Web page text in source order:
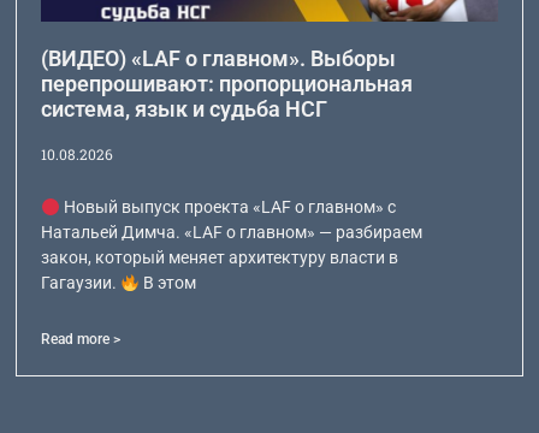
(ВИДЕО) «LAF о главном». Выборы
перепрошивают: пропорциональная
система, язык и судьба НСГ
10.08.2026
Новый выпуск проекта «LAF о главном» с
Натальей Димча. «LAF о главном» — разбираем
закон, который меняет архитектуру власти в
Гагаузии.
В этом
Read more >